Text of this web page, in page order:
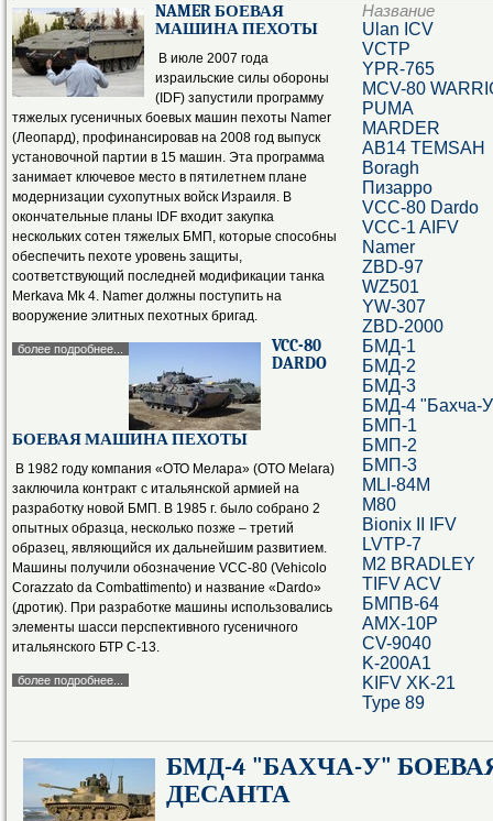
Название
Ulan ICV
VCTP
YPR-765
MCV-80
PUMA
MARDER
AB14 TEMSAH
Boragh
Пизарро
VCC-80 Dardo
VCC-1 AIFV
Namer
ZBD-97
WZ501
YW-307
ZBD-2000
БМД-1
БМД-2
БМД-3
БМД-4 "Бахча-
БМП-1
БМП-2
БМП-3
MLI-84M
М80
Bionix II IFV
LVTP-7
M2 BRADLEY
TIFV ACV
БМПВ-64
AMX-10P
CV-9040
K-200A1
KIFV XK-21
Type 89
NAMER БОЕВАЯ
МАШИНА ПЕХОТЫ
В июле 2007 года
израильские силы обороны
(IDF) запустили программу
тяжелых гусеничных боевых машин пехоты Namer
(Леопард), профинансировав на 2008 год выпуск
установочной партии в 15 машин. Эта программа
занимает ключевое место в пятилетнем плане
модернизации сухопутных войск Израиля. В
окончательные планы IDF входит закупка
нескольких сотен тяжелых БМП, которые способны
обеспечить пехоте уровень защиты,
соответствующий последней модификации танка
Merkava Mk 4. Namer должны поступить на
вооружение элитных пехотных бригад.
более подробнее...
VCC-80
DARDO
БОЕВАЯ МАШИНА ПЕХОТЫ
В 1982 году компания «ОТО Мелара» (OTO Melara)
заключила контракт с итальянской армией на
разработку новой БМП. В 1985 г. было собрано 2
опытных образца, несколько позже – третий
образец, являющийся их дальнейшим развитием.
Машины получили обозначение VCC-80 (Vehicolo
Corazzato da Combattimento) и название «Dardo»
(дротик). При разработке машины использовались
элементы шасси перспективного гусеничного
итальянского БТР С-13.
более подробнее...
БМД-4 "БАХЧА-У"
ДЕСАНТА